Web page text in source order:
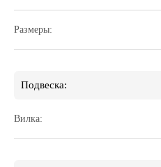
Размеры:
Подвеска:
Вилка: